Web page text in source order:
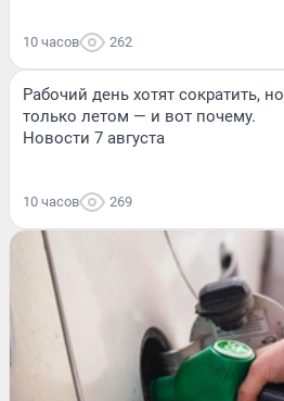
10 часов 262
Рабочий день хотят сократить, но
только летом — и вот почему.
Новости 7 августа
10 часов 269